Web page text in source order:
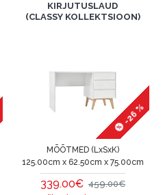
KIRJUTUSLAUD
(CLASSY KOLLEKTSIOON)
-26 %
MÕÕTMED (LxSxK)
125.00cm x 62.50cm x 75.00cm
339.00€ 459.00€